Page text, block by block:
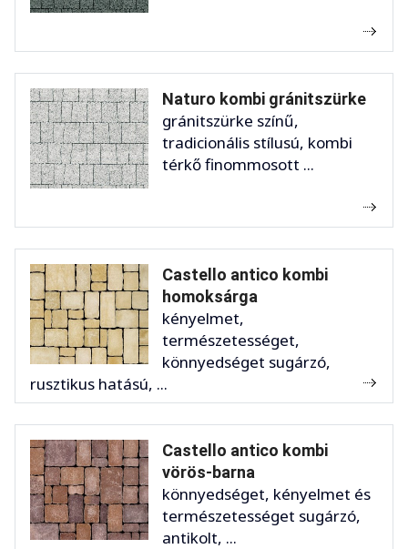
Naturo kombi gránitszürke
gránitszürke színű,
tradicionális stílusú, kombi
térkő finommosott ...
Castello antico kombi
homoksárga
kényelmet,
természetességet,
könnyedséget sugárzó,
rusztikus hatású, ...
Castello antico kombi
vörös-barna
könnyedséget, kényelmet és
természetességet sugárzó,
antikolt, ...